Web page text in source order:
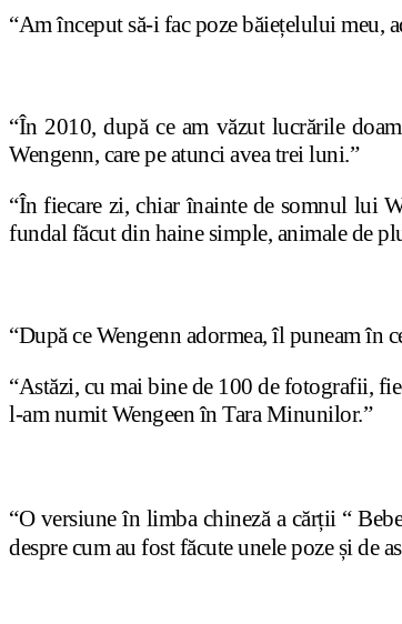
“Am început să-i fac poze băiețelului meu,
“În 2010, după ce am văzut lucrările
Wengenn, care pe atunci avea trei luni.”
“În fiecare zi, chiar înainte de somnul lui
fundal făcut din haine simple, animale de
“După ce Wengenn adormea, îl puneam în
“Astăzi, cu mai bine de 100 de fotografii,
l-am numit Wengeen în Tara Minunilor.”
“O versiune în limba chineză a cărții “
despre cum au fost făcute unele poze și de